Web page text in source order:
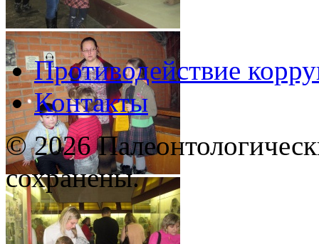
Противодействие
Контакты
© 2026
сохранены.